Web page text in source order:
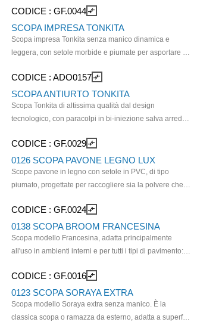
mento, così il tergipavimento con la lamina in gomma
riesce a convogliare facilmente il l'interno della
pattumiera e quindi nel sacchetto. E' sufficiente
staccare il sacchetto per e re il pattume, evitando così il
gassose che si ha nno con le normali palette. Codice
fornitore (00005647).
angolato permette di raggiungere facilmente gli angoli
e sotto i mobili. Compatibile con manico GFA0002
CODICE : GF.0044 compare_arrows
SCOPA IMPRESA TONKITA
Scopa impresa Tonkita senza manico dinamica e
leggera, con setole morbide e piumate per asportare lo
spazi ristretti.- 25,5 x 4 cm - Materiale PP.
CODICE : ADO0157 compare_arrows
SCOPA ANTIURTO TONKITA
Scopa Tonkita di altissima qualità dal design
tecnologico, con paracolpi in bi-iniezione salva arredo.
sono state studiate per sortire la massima efficacia nei
diversi ambienti di utilizzo. Setole leggermente
piumate. Consigli d'uso: Concepita per interni, ideale
per ogni superficie. Dimensioni: Base: cm. 27x5,5
CODICE : GF.0029 compare_arrows
0126 SCOPA PAVONE LEGNO LUX
Scope pavone in legno con setole in PVC, di tipo
piumato, progettate per raccogliere sia la polvere che lo
interni e risulta essere un prodotto durevole. Venduta
senza manico.
CODICE : GF.0024 compare_arrows
0138 SCOPA BROOM FRANCESINA
Scopa modello Francesina, adatta principalmente
all'uso in ambienti interni e per tutti i tipi di pavimento:
sono in PVC bicolore con finitura piumata. È dotata di
un attacco del manico universale, il che significa che
può essere utilizzata con la maggior parte dei manici
standard.
CODICE : GF.0016 compare_arrows
0123 SCOPA SORAYA EXTRA
Scopa modello Soraya extra senza manico. È la
classica scopa o ramazza da esterno, adatta a superfici